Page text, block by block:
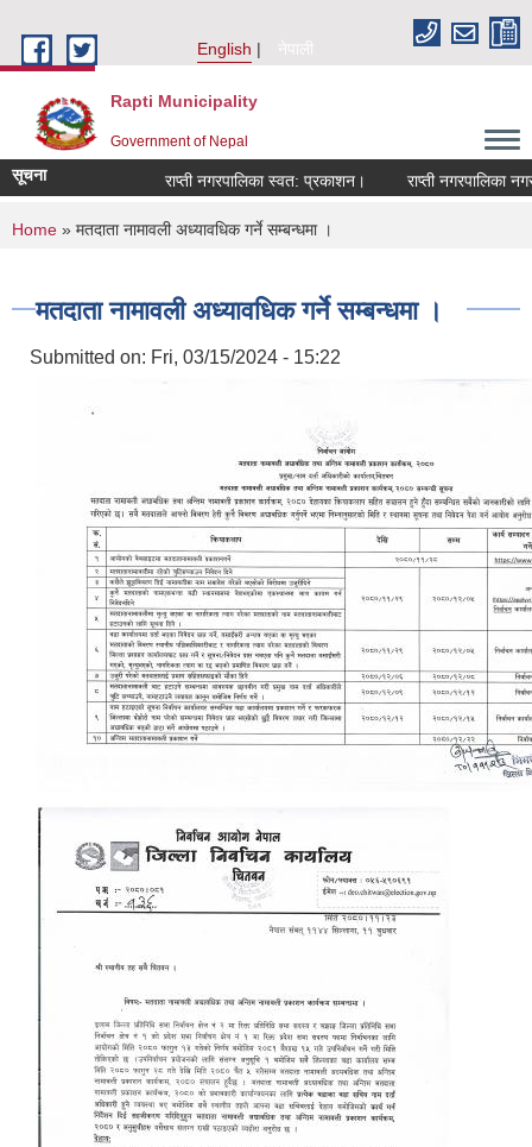
English
नेपाली
Rapti Municipality
Government of Nepal
सूचना राप्ती नगरपालिका स्वत: प्रकाशन। राप्ती नगरपालिका नगर
You are here
Home » मतदाता नामावली अध्यावधिक गर्ने सम्बन्धमा ।
मतदाता नामावली अध्यावधिक गर्ने सम्बन्धमा ।
Submitted on: Fri, 03/15/2024 - 15:22